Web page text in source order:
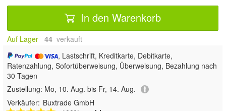
In den Warenkorb
Auf Lager 44 verkauft
, Lastschrift, Kreditkarte, Debitkarte,
Ratenzahlung, Sofortüberweisung, Überweisung, Bezahlung nach
30 Tagen
Zustellung: Mo, 10. Aug. bis Fr, 14. Aug.
Verkäufer: Buxtrade GmbH